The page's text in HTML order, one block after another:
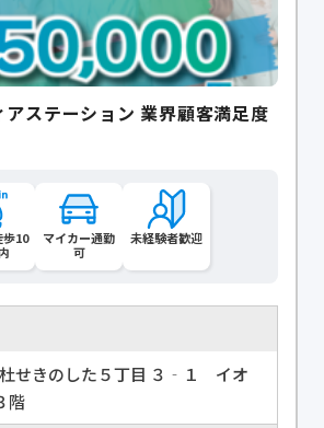
アステーション 業界顧客満足度
10
マイカー通勤
可
未経験者歓迎
杜せきのした５丁目 ３‐１ イオ
階